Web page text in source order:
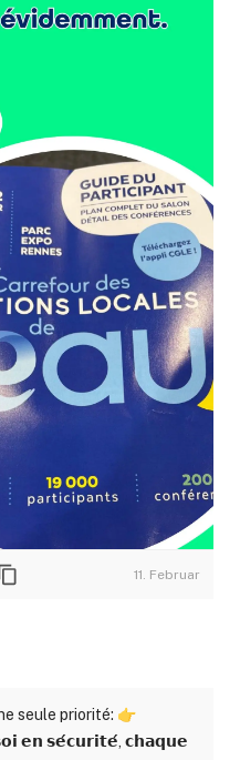
11. Februar
seule priorité: 👉
𝗲𝗻 𝘀𝗲́𝗰𝘂𝗿𝗶𝘁𝗲́, 𝗰𝗵𝗮𝗾𝘂𝗲